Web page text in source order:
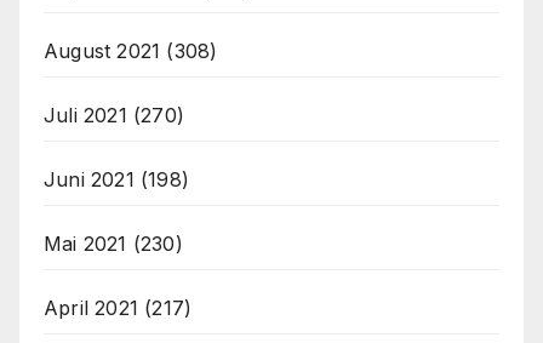
August 2021 (308)
Juli 2021 (270)
Juni 2021 (198)
Mai 2021 (230)
April 2021 (217)